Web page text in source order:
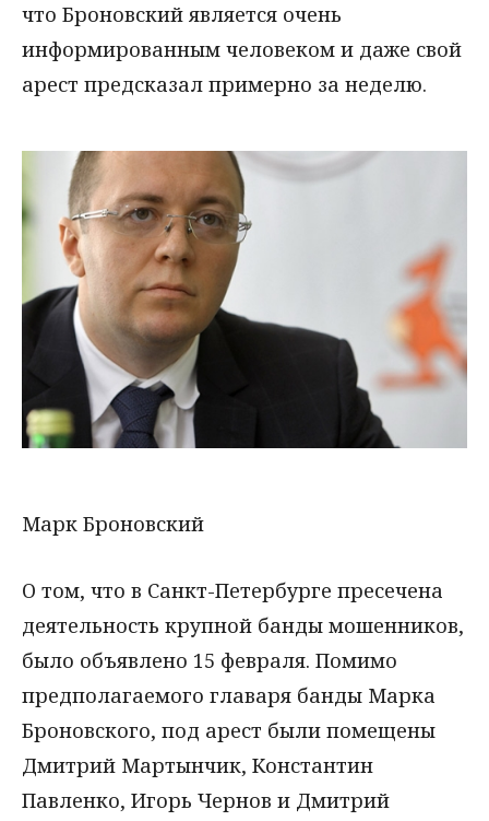
что Броновский является очень
информированным человеком и даже свой
арест предсказал примерно за неделю.
Марк Броновский
О том, что в Санкт-Петербурге пресечена
деятельность крупной банды мошенников,
было объявлено 15 февраля. Помимо
предполагаемого главаря банды Марка
Броновского, под арест были помещены
Дмитрий Мартынчик, Константин
Павленко, Игорь Чернов и Дмитрий